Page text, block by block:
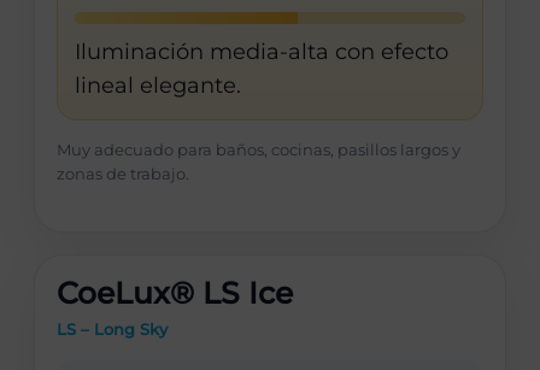
Iluminación media-alta con efecto
lineal elegante.
Muy adecuado para baños, cocinas, pasillos largos y
zonas de trabajo.
CoeLux® LS Ice
LS – Long Sky